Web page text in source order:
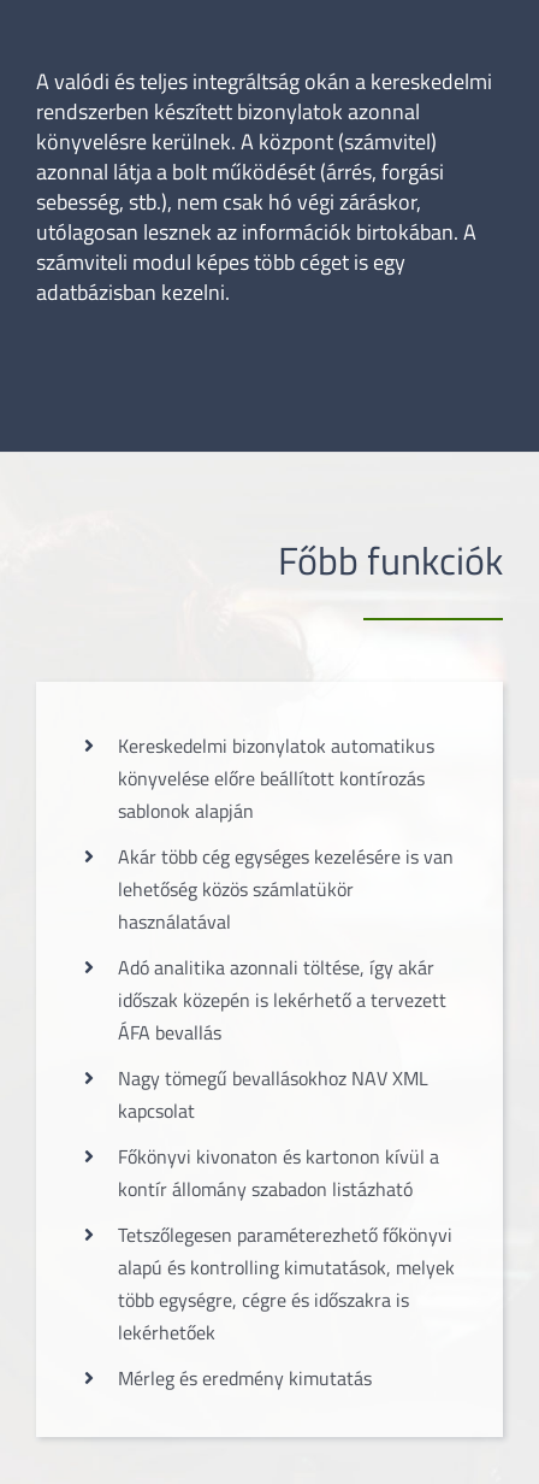
A valódi és teljes integráltság okán a kereskedelmi
rendszerben készített bizonylatok azonnal
könyvelésre kerülnek. A központ (számvitel)
azonnal látja a bolt működését (árrés, forgási
sebesség, stb.), nem csak hó végi záráskor,
utólagosan lesznek az információk birtokában. A
számviteli modul képes több céget is egy
adatbázisban kezelni.
Főbb funkciók
Kereskedelmi bizonylatok automatikus
könyvelése előre beállított kontírozás
sablonok alapján
Akár több cég egységes kezelésére is van
lehetőség közös számlatükör
használatával
Adó analitika azonnali töltése, így akár
időszak közepén is lekérhető a tervezett
ÁFA bevallás
Nagy tömegű bevallásokhoz NAV XML
kapcsolat
Főkönyvi kivonaton és kartonon kívül a
kontír állomány szabadon listázható
Tetszőlegesen paraméterezhető főkönyvi
alapú és kontrolling kimutatások, melyek
több egységre, cégre és időszakra is
lekérhetőek
Mérleg és eredmény kimutatás